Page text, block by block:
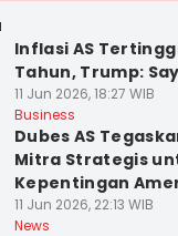
Inflasi AS
Tahun, Trump:
11 Jun 2026, 18:27 WIB
Business
Dubes AS
Mitra Strategis
Kepentingan
11 Jun 2026, 22:13 WIB
News